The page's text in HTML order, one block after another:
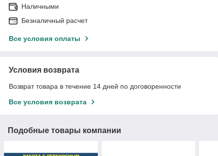
Наличными
Безналичный расчет
Все условия оплаты
Условия возврата
Возврат товара в течение 14 дней по договоренности
Все условия возврата
Подобные товары компании